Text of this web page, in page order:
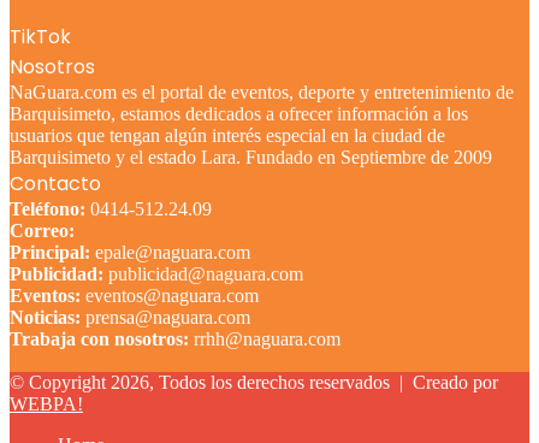
TikTok
Nosotros
NaGuara.com es el portal de eventos, deporte y entretenimiento de
Barquisimeto, estamos dedicados a ofrecer información a los
usuarios que tengan algún interés especial en la ciudad de
Barquisimeto y el estado Lara. Fundado en Septiembre de 2009
Contacto
Teléfono: 0414-512.24.09
Correo:
Principal: epale@naguara.com
Publicidad: publicidad@naguara.com
Eventos: eventos@naguara.com
Noticias: prensa@naguara.com
Trabaja con nosotros: rrhh@naguara.com
© Copyright 2026, Todos los derechos reservados | Creado por
WEBPA!